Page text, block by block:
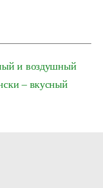
и воздушный
– вкусный